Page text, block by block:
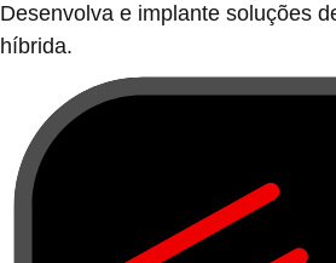
Desenvolva e implante soluções
híbrida.